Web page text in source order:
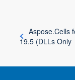
Aspose.Cells
19.5 (DLLs Only